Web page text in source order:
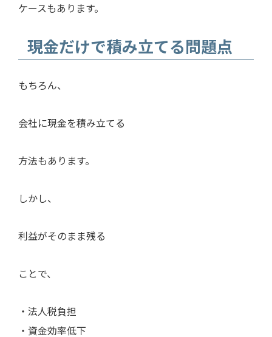
ケースもあります。
現金だけで積み立てる問題点
もちろん、
会社に現金を積み立てる
方法もあります。
しかし、
利益がそのまま残る
ことで、
・法人税負担
・資金効率低下